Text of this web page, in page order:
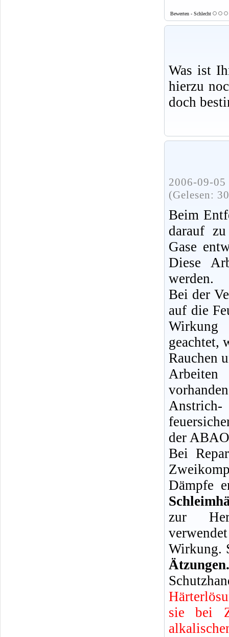
Bewerten - Schlecht
Was ist
hierzu
doch
2006-09-
(Gelesen:
Beim
darauf zu
Gase
Diese
werden.
Bei der
auf die
Wirkung
geachtet,
Rauchen
Arbeiten
der
Bei
Dämpfe
zur
Wirkung.
sie bei